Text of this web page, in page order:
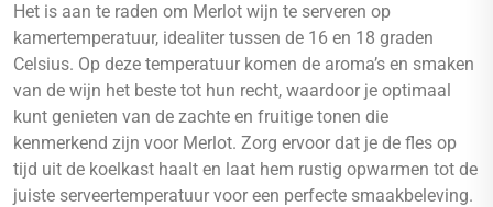
Het is aan te raden om Merlot wijn te serveren op
kamertemperatuur, idealiter tussen de 16 en 18 graden
Celsius. Op deze temperatuur komen de aroma’s en smaken
van de wijn het beste tot hun recht, waardoor je optimaal
kunt genieten van de zachte en fruitige tonen die
kenmerkend zijn voor Merlot. Zorg ervoor dat je de fles op
tijd uit de koelkast haalt en laat hem rustig opwarmen tot de
juiste serveertemperatuur voor een perfecte smaakbeleving.